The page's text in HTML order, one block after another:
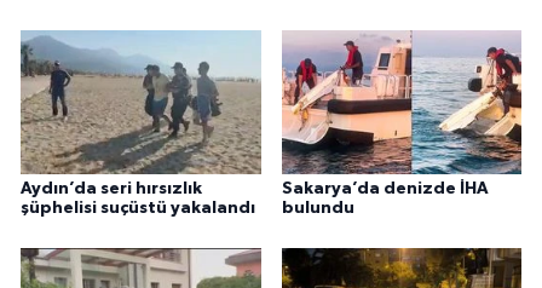
Aydın’da seri hırsızlık
şüphelisi suçüstü yakalandı
Sakarya’da denizde İHA
bulundu